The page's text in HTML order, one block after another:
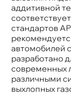
аддитивной
стандартов
автомобилей
разработано
современных
различными
ыхлопных
Допуски
Спецификации
Объем
Артикул
Применение